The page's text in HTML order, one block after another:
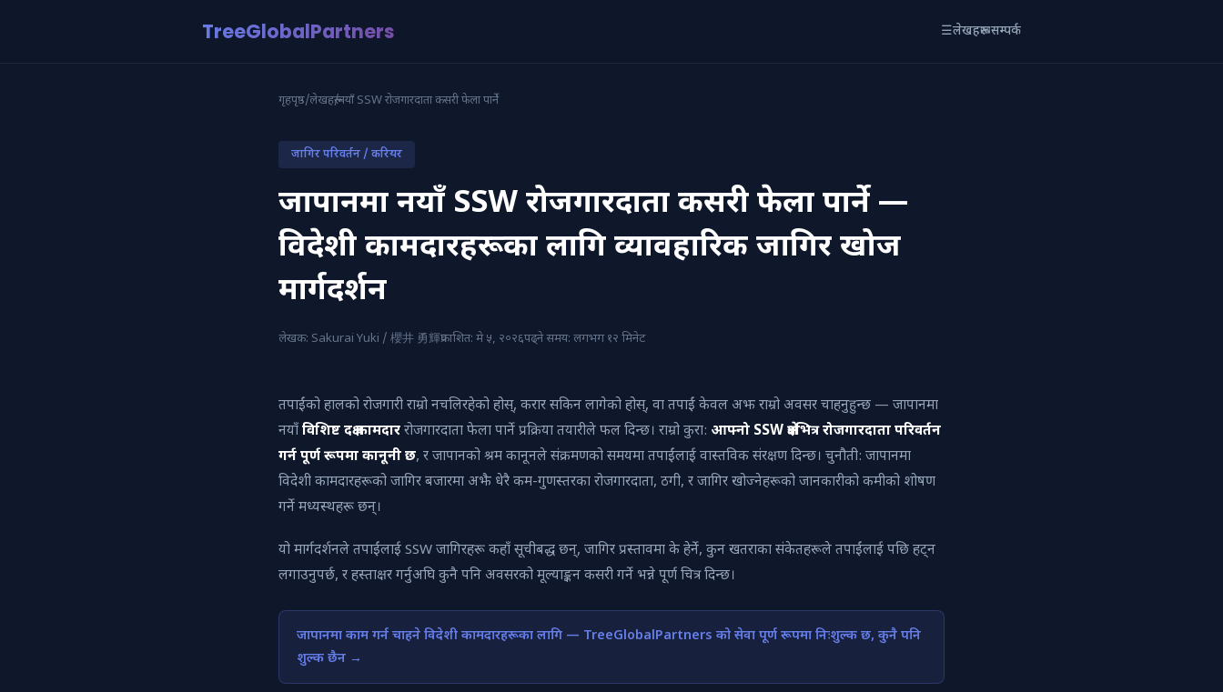
TreeGlobalPartners ☰लेखहरू✉सम्पर्क
गृहपृष्ठ/लेखहरू/नयाँ SSW रोजगारदाता कसरी फेला पार्ने
जागिर परिवर्तन / करियर
जापानमा नयाँ SSW रोजगारदाता कसरी फेला पार्ने —
विदेशी कामदारहरूका लागि व्यावहारिक जागिर खोज
मार्गदर्शन
लेखक: Sakurai Yuki / 櫻井 勇輝प्रकाशित: मे ५, २०२६पढ्ने समय: लगभग १२ मिनेट
तपाईंको हालको रोजगारी राम्रो नचलिरहेको होस्, करार सकिन लागेको होस्, वा तपाईं केवल अझ राम्रो अवसर चाहनुहुन्छ — जापानमा
नयाँ विशिष्ट दक्ष कामदार रोजगारदाता फेला पार्ने प्रक्रिया तयारीले फल दिन्छ। राम्रो कुरा: आफ्नो SSW क्षेत्रभित्र रोजगारदाता परिवर्तन
गर्न पूर्ण रूपमा कानूनी छ, र जापानको श्रम कानूनले संक्रमणको समयमा तपाईंलाई वास्तविक संरक्षण दिन्छ। चुनौती: जापानमा
विदेशी कामदारहरूको जागिर बजारमा अझै धेरै कम-गुणस्तरका रोजगारदाता, ठगी, र जागिर खोज्नेहरूको जानकारीको कमीको शोषण
गर्ने मध्यस्थहरू छन्।
यो मार्गदर्शनले तपाईंलाई SSW जागिरहरू कहाँ सूचीबद्ध छन्, जागिर प्रस्तावमा के हेर्ने, कुन खतराका संकेतहरूले तपाईंलाई पछि हट्न
लगाउनुपर्छ, र हस्ताक्षर गर्नुअघि कुनै पनि अवसरको मूल्याङ्कन कसरी गर्ने भन्ने पूर्ण चित्र दिन्छ।
जापानमा काम गर्न चाहने विदेशी कामदारहरूका लागि — TreeGlobalPartners को सेवा पूर्ण रूपमा निःशुल्क छ, कुनै पनि
शुल्क छैन →